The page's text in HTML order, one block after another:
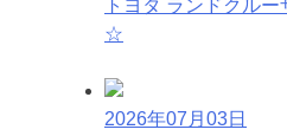
トヨタ ランドクル
☆
2026年07月03日